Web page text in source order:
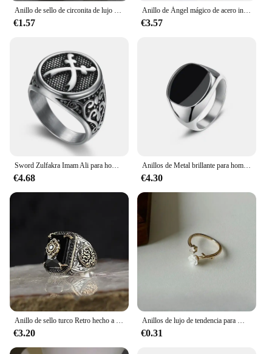
€1.57
Anillo de Ángel mágico de acero inoxidable, talismán, pentáculo de salmón, sello de solmón, Kabbalah, anillos de amuleto de protección
€3.57
€4.68
Anillos de Metal brillante para hombres, banda de dedo, sello de ancho geométrico, estilo Punk Rock, accesorios de joyería de moda, venta al por mayor, nuevo
€4.30
€3.20 €0.31